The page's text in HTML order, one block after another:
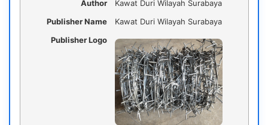
Author
Kawat Duri Wilayah Surabaya
Publisher Name
Kawat Duri Wilayah Surabaya
Publisher Logo